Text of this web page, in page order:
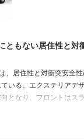
ともない居住性と対
、居住性と対衝突安全
いる。エクステリアデ
となり、フロントはス
バーのなかに収められ
ダン、カブリオレ、ス